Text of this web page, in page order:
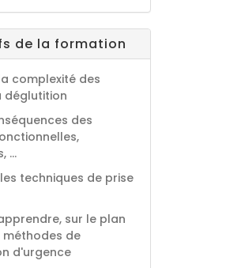
de la formation
complexité des
déglutition
des
…
techniques de prise
sur le plan
méthodes de
d'urgence